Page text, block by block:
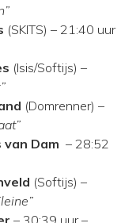
(SKITS) – 21:40 uur
(Isis/Softijs) –
(Domrenner) –
Dam – 28:52
(Softijs) –
– 30:39 uur –